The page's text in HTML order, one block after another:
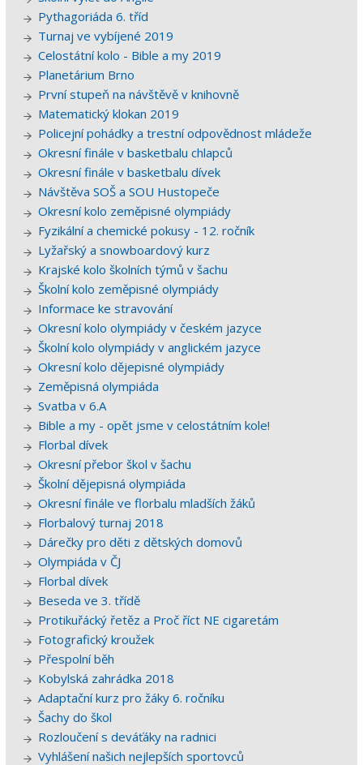
Pythagoriáda 6. tříd
Turnaj ve vybíjené 2019
Celostátní kolo - Bible a my 2019
Planetárium Brno
První stupeň na návštěvě v knihovně
Matematický klokan 2019
Policejní pohádky a trestní odpovědnost mládeže
Okresní finále v basketbalu chlapců
Okresní finále v basketbalu dívek
Návštěva SOŠ a SOU Hustopeče
Okresní kolo zeměpisné olympiády
Fyzikální a chemické pokusy - 12. ročník
Lyžařský a snowboardový kurz
Krajské kolo školních týmů v šachu
Školní kolo zeměpisné olympiády
Informace ke stravování
Okresní kolo olympiády v českém jazyce
Školní kolo olympiády v anglickém jazyce
Okresní kolo dějepisné olympiády
Zeměpisná olympiáda
Svatba v 6.A
Bible a my - opět jsme v celostátním kole!
Florbal dívek
Okresní přebor škol v šachu
Školní dějepisná olympiáda
Okresní finále ve florbalu mladších žáků
Florbalový turnaj 2018
Dárečky pro děti z dětských domovů
Olympiáda v ČJ
Florbal dívek
Beseda ve 3. třídě
Protikuřácký řetěz a Proč říct NE cigaretám
Fotografický kroužek
Přespolní běh
Kobylská zahrádka 2018
Adaptační kurz pro žáky 6. ročníku
Šachy do škol
Rozloučení s deváťáky na radnici
Vyhlášení našich nejlepších sportovců